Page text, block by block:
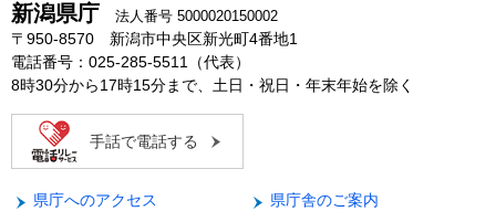
新潟県庁 法人番号 5000020150002
〒950-8570 新潟市中央区新光町4番地1
電話番号：025-285-5511（代表）
8時30分から17時15分まで、土日・祝日・年末年始を除く
手話で電話する
県庁へのアクセス
県庁舎のご案内